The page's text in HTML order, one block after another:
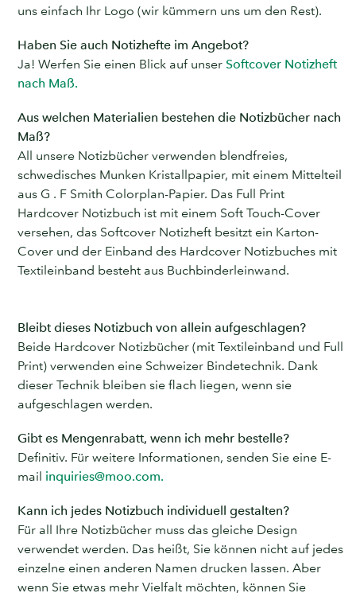
uns einfach Ihr Logo (wir kümmern uns um den Rest).
Haben Sie auch Notizhefte im Angebot?
Ja! Werfen Sie einen Blick auf unser Softcover Notizheft
nach Maß.
Aus welchen Materialien bestehen die Notizbücher nach
Maß?
All unsere Notizbücher verwenden blendfreies,
schwedisches Munken Kristallpapier, mit einem Mittelteil
aus G . F Smith Colorplan-Papier. Das Full Print
Hardcover Notizbuch ist mit einem Soft Touch-Cover
versehen, das Softcover Notizheft besitzt ein Karton-
Cover und der Einband des Hardcover Notizbuches mit
Textileinband besteht aus Buchbinderleinwand.
Bleibt dieses Notizbuch von allein aufgeschlagen?
Beide Hardcover Notizbücher (mit Textileinband und Full
Print) verwenden eine Schweizer Bindetechnik. Dank
dieser Technik bleiben sie flach liegen, wenn sie
aufgeschlagen werden.
Gibt es Mengenrabatt, wenn ich mehr bestelle?
Definitiv. Für weitere Informationen, senden Sie eine E-
mail inquiries@moo.com.
Kann ich jedes Notizbuch individuell gestalten?
Für all Ihre Notizbücher muss das gleiche Design
verwendet werden. Das heißt, Sie können nicht auf jedes
einzelne einen anderen Namen drucken lassen. Aber
wenn Sie etwas mehr Vielfalt möchten, können Sie